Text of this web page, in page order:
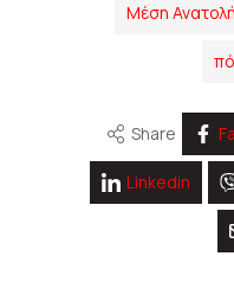
Μέση Ανατολή
Share
Linkedin